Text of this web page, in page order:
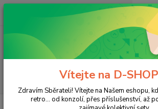
(Po-Pá, 15:00-20:00 hod.)
Hry Tom Clancy’s
Vítejte na D-
Zdravím Sběrateli! Vítejte na Našem eshopu,
retro... od konzolí, přes příslušenství, až